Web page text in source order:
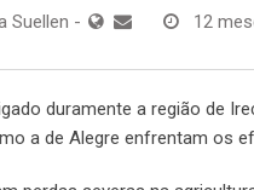
Suellen - 12
duramente a região de
a de Alegre enfrentam os